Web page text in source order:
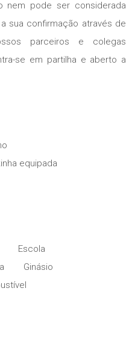
nem pode ser considerada
sua confirmação através de
parceiros e colegas
se em partilha e aberto a
equipada
Escola
Ginásio